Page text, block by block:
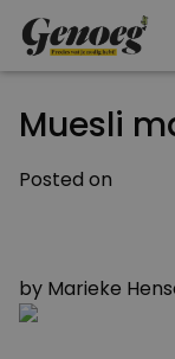
Muesli
Posted on
by Marieke